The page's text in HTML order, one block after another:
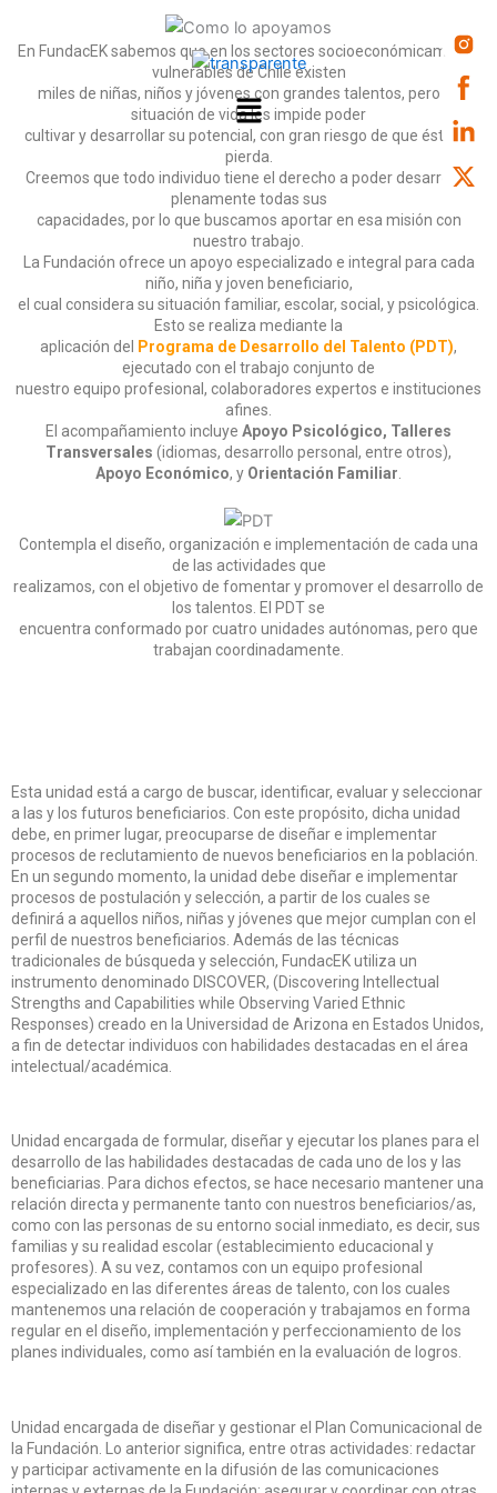
X-
Menú
En FundacEK sabemos que en los sectores socioeconómicamente
vulnerables de Chile existen
miles de niñas, niños y jóvenes con grandes talentos, pero su
situación de vida les impide poder
cultivar y desarrollar su potencial, con gran riesgo de que éste se
pierda.
Creemos que todo individuo tiene el derecho a poder desarrollar
plenamente todas sus
capacidades, por lo que buscamos aportar en esa misión con
nuestro trabajo.
La Fundación ofrece un apoyo especializado e integral para cada
niño, niña y joven beneficiario,
el cual considera su situación familiar, escolar, social, y psicológica.
Esto se realiza mediante la
aplicación del
Programa de Desarrollo del Talento (PDT),
ejecutado con el trabajo conjunto de
nuestro equipo profesional, colaboradores expertos e instituciones
afines.
El acompañamiento incluye Apoyo Psicológico, Talleres
Transversales (idiomas, desarrollo personal, entre otros),
Apoyo Económico, y Orientación Familiar.
Contempla el diseño, organización e implementación de cada una
de las actividades que
realizamos, con el objetivo de fomentar y promover el desarrollo de
los talentos. El PDT se
encuentra conformado por cuatro unidades autónomas, pero que
trabajan coordinadamente.
Esta unidad está a cargo de buscar, identificar, evaluar y seleccionar
a las y los futuros beneficiarios. Con este propósito, dicha unidad
debe, en primer lugar, preocuparse de diseñar e implementar
procesos de reclutamiento de nuevos beneficiarios en la población.
En un segundo momento, la unidad debe diseñar e implementar
procesos de postulación y selección, a partir de los cuales se
definirá a aquellos niños, niñas y jóvenes que mejor cumplan con el
perfil de nuestros beneficiarios. Además de las técnicas
tradicionales de búsqueda y selección, FundacEK utiliza un
instrumento denominado DISCOVER, (Discovering Intellectual
Strengths and Capabilities while Observing Varied Ethnic
Responses) creado en la Universidad de Arizona en Estados Unidos,
a fin de detectar individuos con habilidades destacadas en el área
intelectual/académica.
Unidad encargada de formular, diseñar y ejecutar los planes para el
desarrollo de las habilidades destacadas de cada uno de los y las
beneficiarias. Para dichos efectos, se hace necesario mantener una
relación directa y permanente tanto con nuestros beneficiarios/as,
como con las personas de su entorno social inmediato, es decir, sus
familias y su realidad escolar (establecimiento educacional y
profesores). A su vez, contamos con un equipo profesional
especializado en las diferentes áreas de talento, con los cuales
mantenemos una relación de cooperación y trabajamos en forma
regular en el diseño, implementación y perfeccionamiento de los
planes individuales, como así también en la evaluación de logros.
Unidad encargada de diseñar y gestionar el Plan Comunicacional de
la Fundación. Lo anterior significa, entre otras actividades: redactar
y participar activamente en la difusión de las comunicaciones